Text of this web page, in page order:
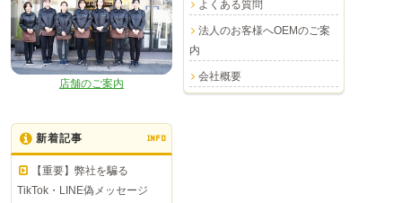
よくある質問
法人のお客様へOEMのご案
内
会社概要
店舗のご案内
新着記事 INFO
【重要】弊社を騙る
TikTok・LINE偽メッセージ